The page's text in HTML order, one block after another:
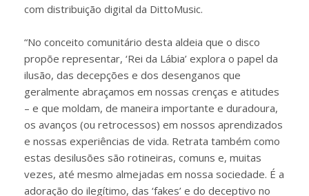
com distribuição digital da DittoMusic.
“No conceito comunitário desta aldeia que o disco
propõe representar, ‘Rei da Lábia’ explora o papel da
ilusão, das decepções e dos desenganos que
geralmente abraçamos em nossas crenças e atitudes
– e que moldam, de maneira importante e duradoura,
os avanços (ou retrocessos) em nossos aprendizados
e nossas experiências de vida. Retrata também como
estas desilusões são rotineiras, comuns e, muitas
vezes, até mesmo almejadas em nossa sociedade. É a
adoração do ilegítimo, das ‘fakes’ e do deceptivo no